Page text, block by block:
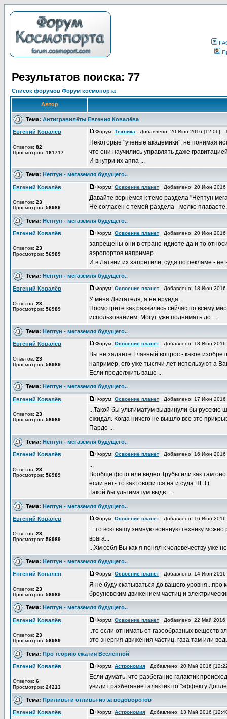
Результатов поиска: 77
Список форумов Форум космопорта
Автор
Тема: Антигравилёты Евгения Ковалёва
Евгений Ковалёв
Ответов: 82
Просмотров: 161717
Форум: Техника Добавлено: 20 Июн 2016 [12:06]
Некоторые "учёные академики", не понимая
что они научились управлять даже
И внутри их аппа ...
Тема: Нептун - мегаземля будущего..
Евгений Ковалёв
Ответов: 23
Просмотров: 56989
Форум: Освоение планет Добавлено: 20 Июн
Давайте вернёмся к теме раздела "Нептун
Не согласен с темой раздела - мелко
Тема: Нептун - мегаземля будущего..
Евгений Ковалёв
Ответов: 23
Просмотров: 56989
Форум: Освоение планет Добавлено: 20 Июн
запрещены они в стране-идиоте да и то
аэропортов например.
И в Латвии их запретили, судя по рекламе - не
Тема: Нептун - мегаземля будущего..
Евгений Ковалёв
Ответов: 23
Просмотров: 56989
Форум: Освоение планет Добавлено: 18 Июн
У меня Двигателя, а не ерунда...
Посмотрите как развились сейчас по всему
использованием. Могут уже поднимать до ...
Тема: Нептун - мегаземля будущего..
Евгений Ковалёв
Ответов: 23
Просмотров: 56989
Форум: Освоение планет Добавлено: 18 Июн
Вы не задаёте Главный вопрос - какое
например, его уже тысячи лет используют а
Если продолжить ваше ...
Тема: Нептун - мегаземля будущего..
Евгений Ковалёв
Ответов: 23
Просмотров: 56989
Форум: Освоение планет Добавлено: 17 Июн
...Такой бы ультиматум выдвинули бы
ожидал. Когда ничего не вышло все это
Пардо ...
Тема: Нептун - мегаземля будущего..
Евгений Ковалёв
Ответов: 23
Просмотров: 56989
Форум: Освоение планет Добавлено: 16 Июн
...
Вообще фото или видео Трубы или как там
если нет- то как говорится на и суда НЕТ).
Такой бы ультиматум выдв ...
Тема: Нептун - мегаземля будущего..
Евгений Ковалёв
Ответов: 23
Просмотров: 56989
Форум: Освоение планет Добавлено: 16 Июн
... то всю вашу земную военную технику можно
врага...
...Хм себя Вы как я понял к человечеству уже
Тема: Нептун - мегаземля будущего..
Евгений Ковалёв
Ответов: 23
Просмотров: 56989
Форум: Освоение планет Добавлено: 14 Июн
Я не буду скатываться до вашего
броуновским движением частиц и
Тема: Нептун - мегаземля будущего..
Евгений Ковалёв
Ответов: 23
Просмотров: 56989
Форум: Освоение планет Добавлено: 22 Май
..то если отнимать от газообразных веществ
это энергия движения частиц, газа там или
Тема: Про теорию сжатия Вселенной
Евгений Ковалёв
Ответов: 6
Просмотров: 24213
Форум: Астрономия Добавлено: 20 Май 2016
Если думать, что разбегание галактик
увидит разбегание галактик по "эффекту
Тема: Приливы и отливы-из за водоворотов
Евгений Ковалёв Форум: Астрономия Добавлено: 13 Май 2016